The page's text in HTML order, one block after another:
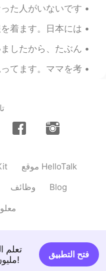
EN
PH
TL
JP
@Yumi
スがあれば
す！
@Hammer
がとうござい
ます！
EN
PH
TL
🥳
miko-B ㊗️ ಠvಠ
「夢のような毎日」という
した。
「夢のような毎日」という
て感染率は低下し続けています。アラバマ州も、今日はコロナのせいで亡くなった人がいないです...
頑張ります。よろしくお願いします！☺️ 誕生日のために、毎年、赤い服を着ます。日本には...
した。 子供の頃に、私はおじさんの豚とガッチョウに追われてしまいましたから、たぶん、...
ます。明るくて陽気な感じがあるから。ひまわりを見ると、そんなことを思ってます。ママを考...
موقع HelloTalk
وظائف Blog
مليون متحدث أصلي مجانًا!
فتح التطبيق